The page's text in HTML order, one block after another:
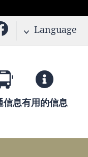
Language
信息有用的信息